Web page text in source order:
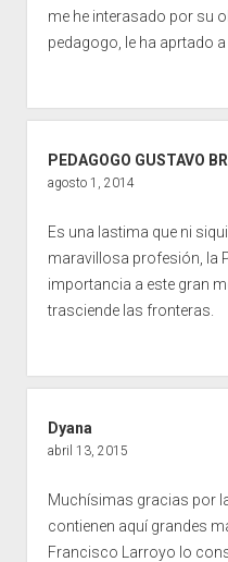
me he interasado por su
pedagogo, le ha aprtado a
PEDAGOGO GUSTAVO
agosto 1, 2014
Es una lastima que ni
maravillosa profesión, la
importancia a este gran
trasciende las fronteras.
Dyana
abril 13, 2015
Muchísimas gracias por
contienen aquí grandes
Francisco Larroyo lo